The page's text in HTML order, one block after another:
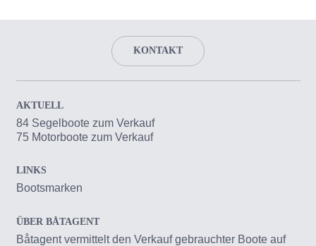
KONTAKT
AKTUELL
84 Segelboote zum Verkauf
75 Motorboote zum Verkauf
LINKS
Bootsmarken
ÜBER BÅTAGENT
Båtagent vermittelt den Verkauf gebrauchter Boote auf